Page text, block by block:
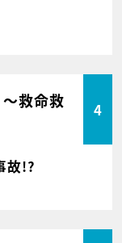
救命救
4
故!?